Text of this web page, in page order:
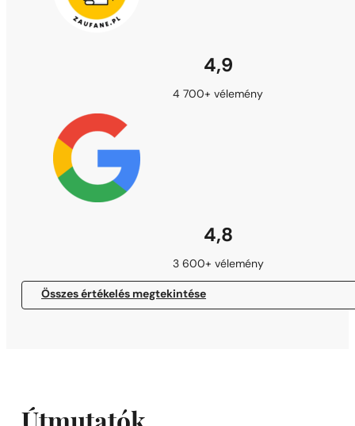
4,9
4 700+ vélemény
4,8
3 600+ vélemény
Összes értékelés megtekintése